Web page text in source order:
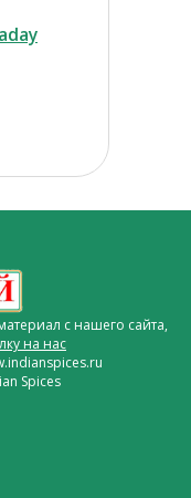
с нашего сайта,
на нас
Spices